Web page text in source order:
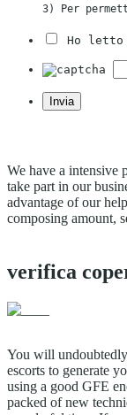
3) Per
Ho
We have a intensive
take part in our
advantage of our
composing amount,
verifica
You will
escorts to generate
using a good GFE
packed of new